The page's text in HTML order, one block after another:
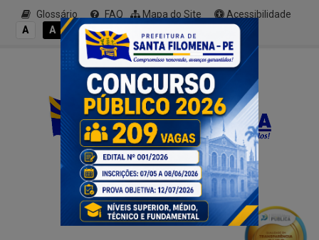
Glossário FAQ Mapa do Site
Acessibilidade
A
A A- A A+